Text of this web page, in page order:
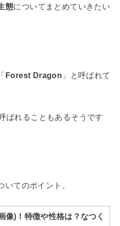
態についてまとめていきたい
Forest Dragon 」と呼ばれて
ばれることもあるそうです
てのポイント、
)！特徴や性格は？なつく